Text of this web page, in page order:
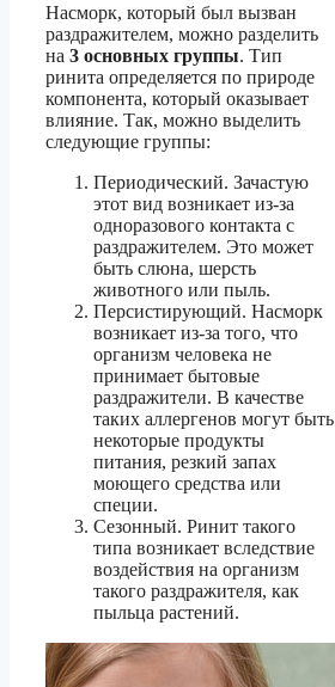
Насморк, который был вызван
раздражителем, можно разделить
на 3 основных группы. Тип
ринита определяется по природе
компонента, который оказывает
влияние. Так, можно выделить
следующие группы:
Периодический. Зачастую
этот вид возникает из-за
одноразового контакта с
раздражителем. Это может
быть слюна, шерсть
животного или пыль.
Персистирующий. Насморк
возникает из-за того, что
организм человека не
принимает бытовые
раздражители. В качестве
таких аллергенов могут быть
некоторые продукты
питания, резкий запах
моющего средства или
специи.
Сезонный. Ринит такого
типа возникает вследствие
воздействия на организм
такого раздражителя, как
пыльца растений.